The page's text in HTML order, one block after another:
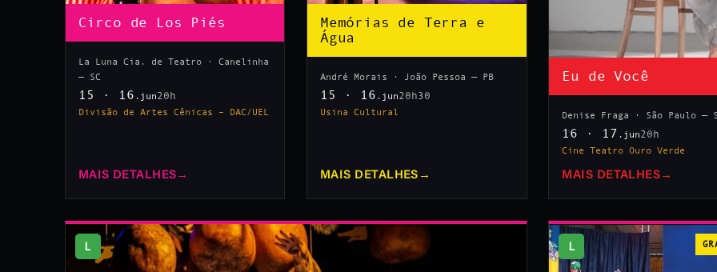
Circo de Los Piés
La Luna Cia. de Teatro · Canelinha
— SC
15 · 16 .jun20h
Divisão de Artes Cênicas – DAC/UEL
MAIS DETALHES →
Memórias de Terra e
Água
André Morais · João Pessoa — PB
15 · 16 .jun20h30
Usina Cultural
MAIS DETALHES →
Eu de Você
Denise Fraga · São Paulo —
16 · 17 .jun20h
Cine Teatro Ouro Verde
MAIS DETALHES →
L L